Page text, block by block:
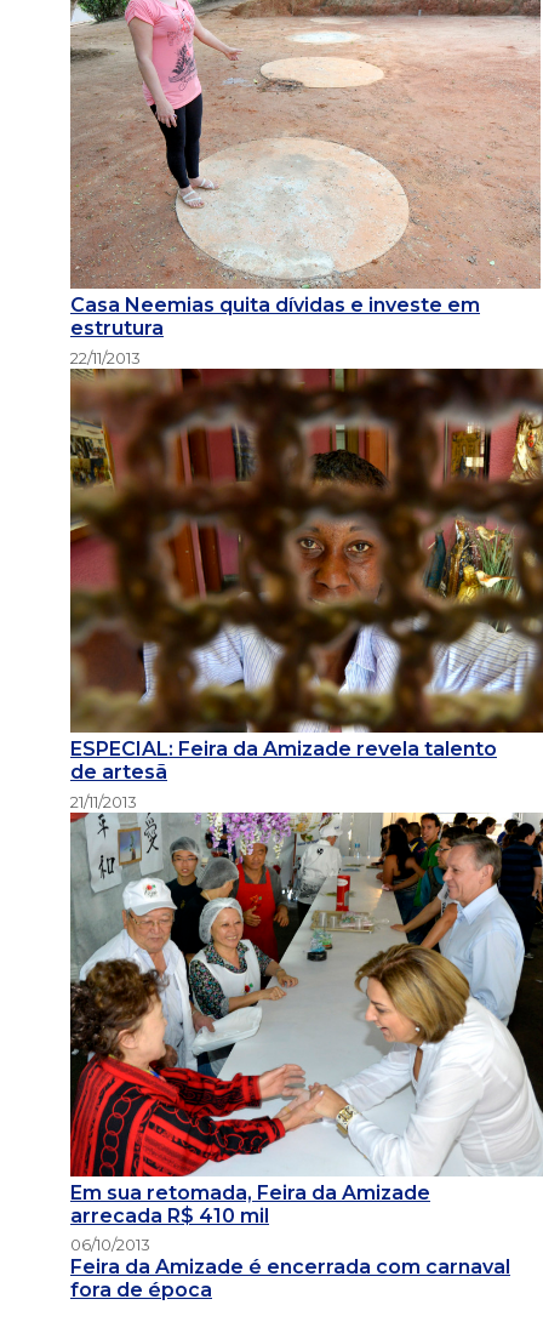
Casa Neemias quita dívidas e investe em
estrutura
22/11/2013
ESPECIAL: Feira da Amizade revela talento
de artesã
21/11/2013
Em sua retomada, Feira da Amizade
arrecada R$ 410 mil
06/10/2013
Feira da Amizade é encerrada com carnaval
fora de época